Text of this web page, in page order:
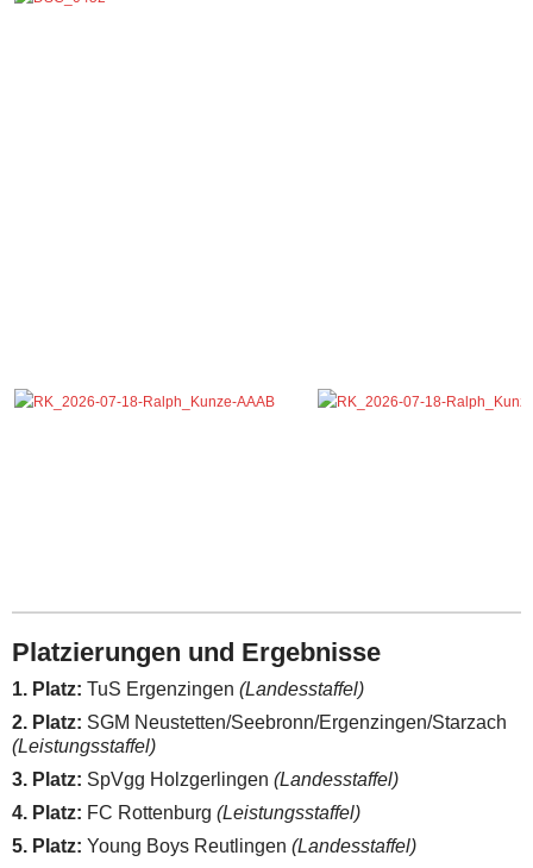
Platzierungen und Ergebnisse
1. Platz: TuS Ergenzingen (Landesstaffel)
2. Platz: SGM Neustetten/Seebronn/Ergenzingen/Starzach
(Leistungsstaffel)
3. Platz: SpVgg Holzgerlingen (Landesstaffel)
4. Platz: FC Rottenburg (Leistungsstaffel)
5. Platz: Young Boys Reutlingen (Landesstaffel)